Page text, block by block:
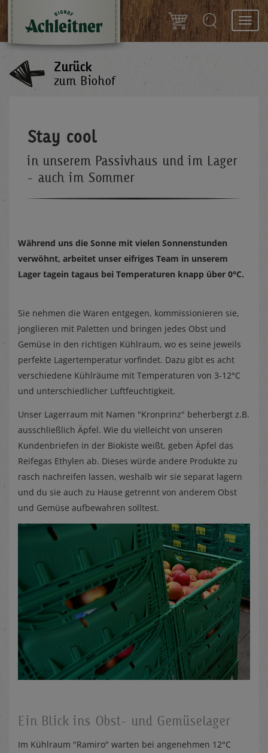
Zurück
zum Biohof
Stay cool
in unserem Passivhaus und im Lager
- auch im Sommer
Während uns die Sonne mit vielen Sonnenstunden
verwöhnt, arbeitet unser eifriges Team in unserem
Lager tagein tagaus bei Temperaturen knapp über 0°C.
Sie nehmen die Waren entgegen, kommissionieren sie,
jonglieren mit Paletten und bringen jedes Obst und
Gemüse in den richtigen Kühlraum, wo es seine jeweils
perfekte Lagertemperatur vorfindet. Dazu gibt es acht
verschiedene Kühlräume mit Temperaturen von 3-12°C
und unterschiedlicher Luftfeuchtigkeit.
Unser Lagerraum mit Namen "Kronprinz" beherbergt z.B.
ausschließlich Äpfel. Wie du vielleicht von unseren
Kundenbriefen in der Biokiste weißt, geben Äpfel das
Reifegas Ethylen ab. Dieses würde andere Produkte zu
rasch nachreifen lassen, weshalb wir sie separat lagern
und du sie auch zu Hause getrennt von anderem Obst
und Gemüse aufbewahren solltest.
Ein Blick ins Obst- und Gemüselager
Im Kühlraum "Ramiro" warten bei angenehmen 12°C